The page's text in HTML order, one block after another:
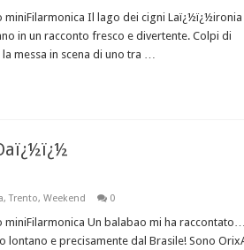
miniFilarmonica Il lago dei cigni Laï¿½ï¿½ironia
in un racconto fresco e divertente. Colpi di
messa in scena di uno tra …
,Trento, Weekend 0
Un balabao mi ha raccontato…
lontano e precisamente dal Brasile! Sono